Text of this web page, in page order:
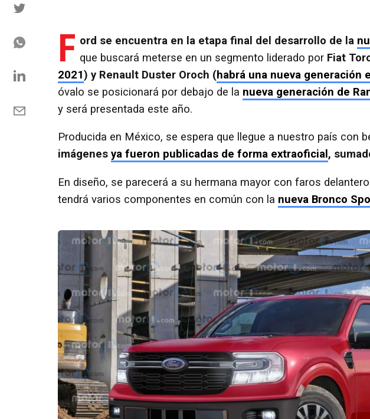
F ord se encuentra en la etapa final del desarrollo de la
que buscará meterse en un segmento liderado por Fiat
2021) y Renault Duster Oroch (habrá una nueva generación
óvalo se posicionará por debajo de la nueva generación de
y será presentada este año.
Producida en México, se espera que llegue a nuestro país con
imágenes ya fueron publicadas de forma extraoficial ,
En diseño, se parecerá a su hermana mayor con faros
tendrá varios componentes en común con la nueva Bronco